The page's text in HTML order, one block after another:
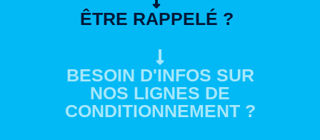
ÊTRE RAPPELÉ ?
BESOIN D'INFOS SUR
NOS LIGNES DE
CONDITIONNEMENT ?